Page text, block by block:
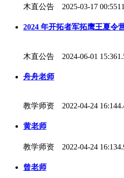
木直公告 2025-03-17 00:55
2024 年开拓者军拓鹰王夏令
木直公告 2024-06-01 15:36
舟舟老师
教学师资 2022-04-24 16:14
黄老师
教学师资 2022-04-24 16:13
曾老师